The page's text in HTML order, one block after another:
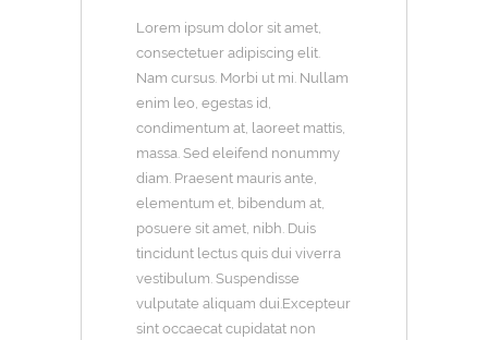
Lorem ipsum dolor sit amet,
consectetuer adipiscing elit.
Nam cursus. Morbi ut mi. Nullam
enim leo, egestas id,
condimentum at, laoreet mattis,
massa. Sed eleifend nonummy
diam. Praesent mauris ante,
elementum et, bibendum at,
posuere sit amet, nibh. Duis
tincidunt lectus quis dui viverra
vestibulum. Suspendisse
vulputate aliquam dui.Excepteur
sint occaecat cupidatat non